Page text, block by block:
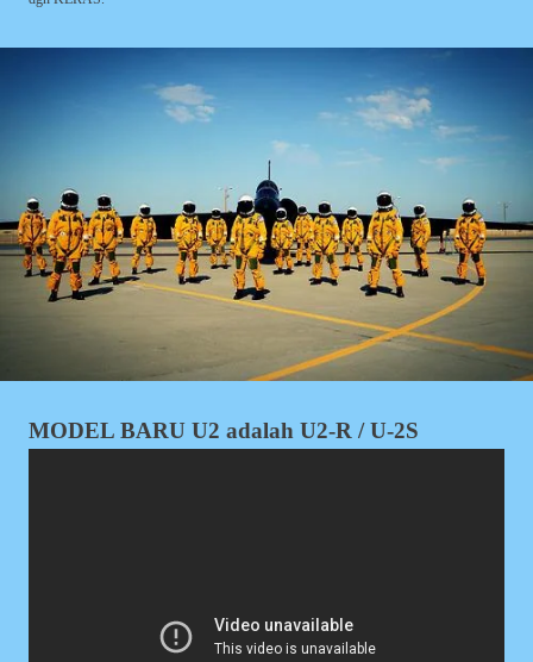
MODEL BARU U2 adalah U2-R / U-2S